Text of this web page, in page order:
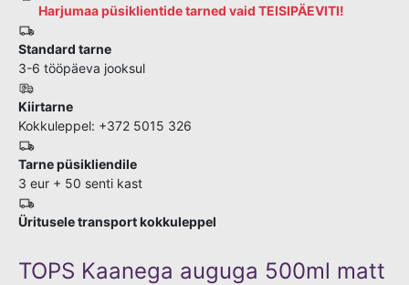
Harjumaa püsiklientide tarned vaid TEISIPÄEVITI!
Standard tarne
3-6 tööpäeva jooksul
Kiirtarne
Kokkuleppel: +372 5015 326
Tarne püsikliendile
3 eur + 50 senti kast
Üritusele transport kokkuleppel
TOPS Kaanega auguga 500ml matt